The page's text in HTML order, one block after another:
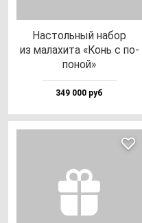
Нас­толь­ный на­бор
из ма­ла­хи­та «Конь с по­
по­ной»
349 000 руб